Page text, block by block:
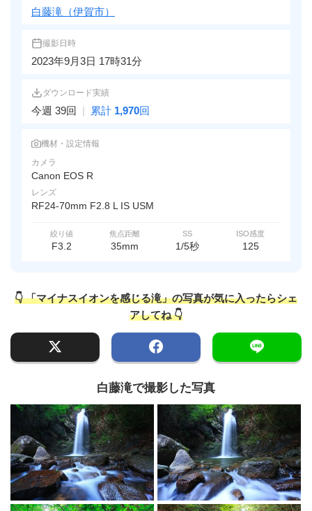
白藤滝（伊賀市）
撮影日時
2023年9月3日 17時31分
ダウンロード実績
今週 39回 | 累計 1,970回
機材・設定情報
カメラ
Canon EOS R
レンズ
RF24-70mm F2.8 L IS USM
絞り値
F3.2
焦点距離
35mm
SS
1/5秒
ISO感度
125
👇 「マイナスイオンを感じる滝」の写真が気に入ったらシェ
アしてね 👇
白藤滝で撮影した写真